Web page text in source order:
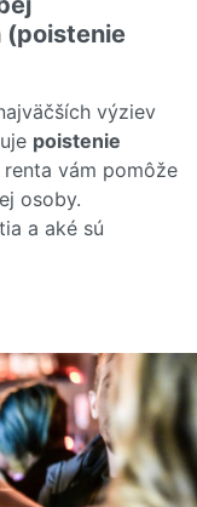
(poistenie
výziev
poistenie
vám pomôže
osoby.
a aké sú